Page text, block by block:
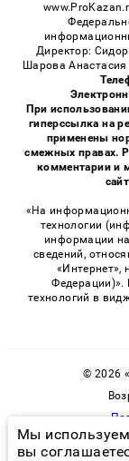
Директор:
Шарова Анастасия
При
гиперссылка на
применены
смежных правах.
комментарии и
«На
технологии
информации
сведений,
«Интернет»,
Федерации)».
технологий в
© 2026
Мы
вы